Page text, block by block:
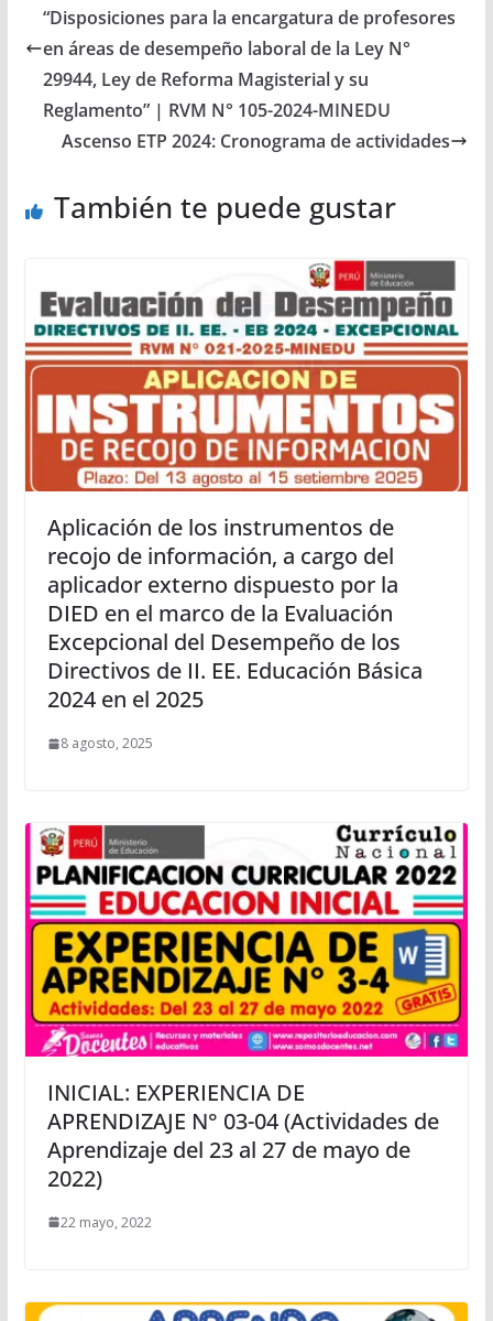
“Disposiciones para la encargatura de profesores
en áreas de desempeño laboral de la Ley N°
29944, Ley de Reforma Magisterial y su
Reglamento” | RVM N° 105-2024-MINEDU
Ascenso ETP 2024: Cronograma de actividades
También te puede gustar
Aplicación de los instrumentos de
recojo de información, a cargo del
aplicador externo dispuesto por la
DIED en el marco de la Evaluación
Excepcional del Desempeño de los
Directivos de II. EE. Educación Básica
2024 en el 2025
8 agosto, 2025
INICIAL: EXPERIENCIA DE
APRENDIZAJE N° 03-04 (Actividades de
Aprendizaje del 23 al 27 de mayo de
2022)
22 mayo, 2022